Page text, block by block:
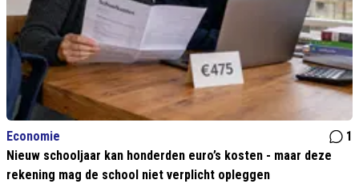
Economie
1
Nieuw schooljaar kan honderden euro’s kosten - maar deze
rekening mag de school niet verplicht opleggen